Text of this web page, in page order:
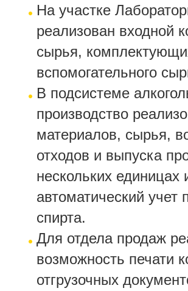
На участке
реализован входной
сырья,
вспомогательного
В подсистеме
производство
материалов, сырья,
отходов и выпуска
нескольких единицах
автоматический учет
спирта.
Для отдела продаж
возможность печати
отгрузочных